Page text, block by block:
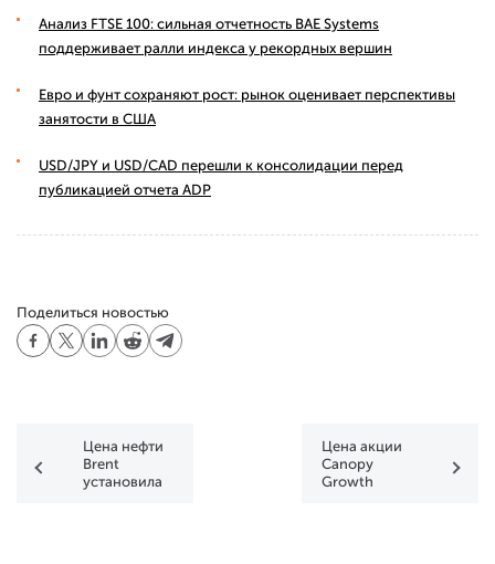
Анализ FTSE 100: сильная отчетность BAE Systems
поддерживает ралли индекса у рекордных вершин
Евро и фунт сохраняют рост: рынок оценивает перспективы
занятости в США
USD/JPY и USD/CAD перешли к консолидации перед
публикацией отчета ADP
Поделиться новостью
Цена нефти
Brent
установила
Цена акции
Canopy
Growth